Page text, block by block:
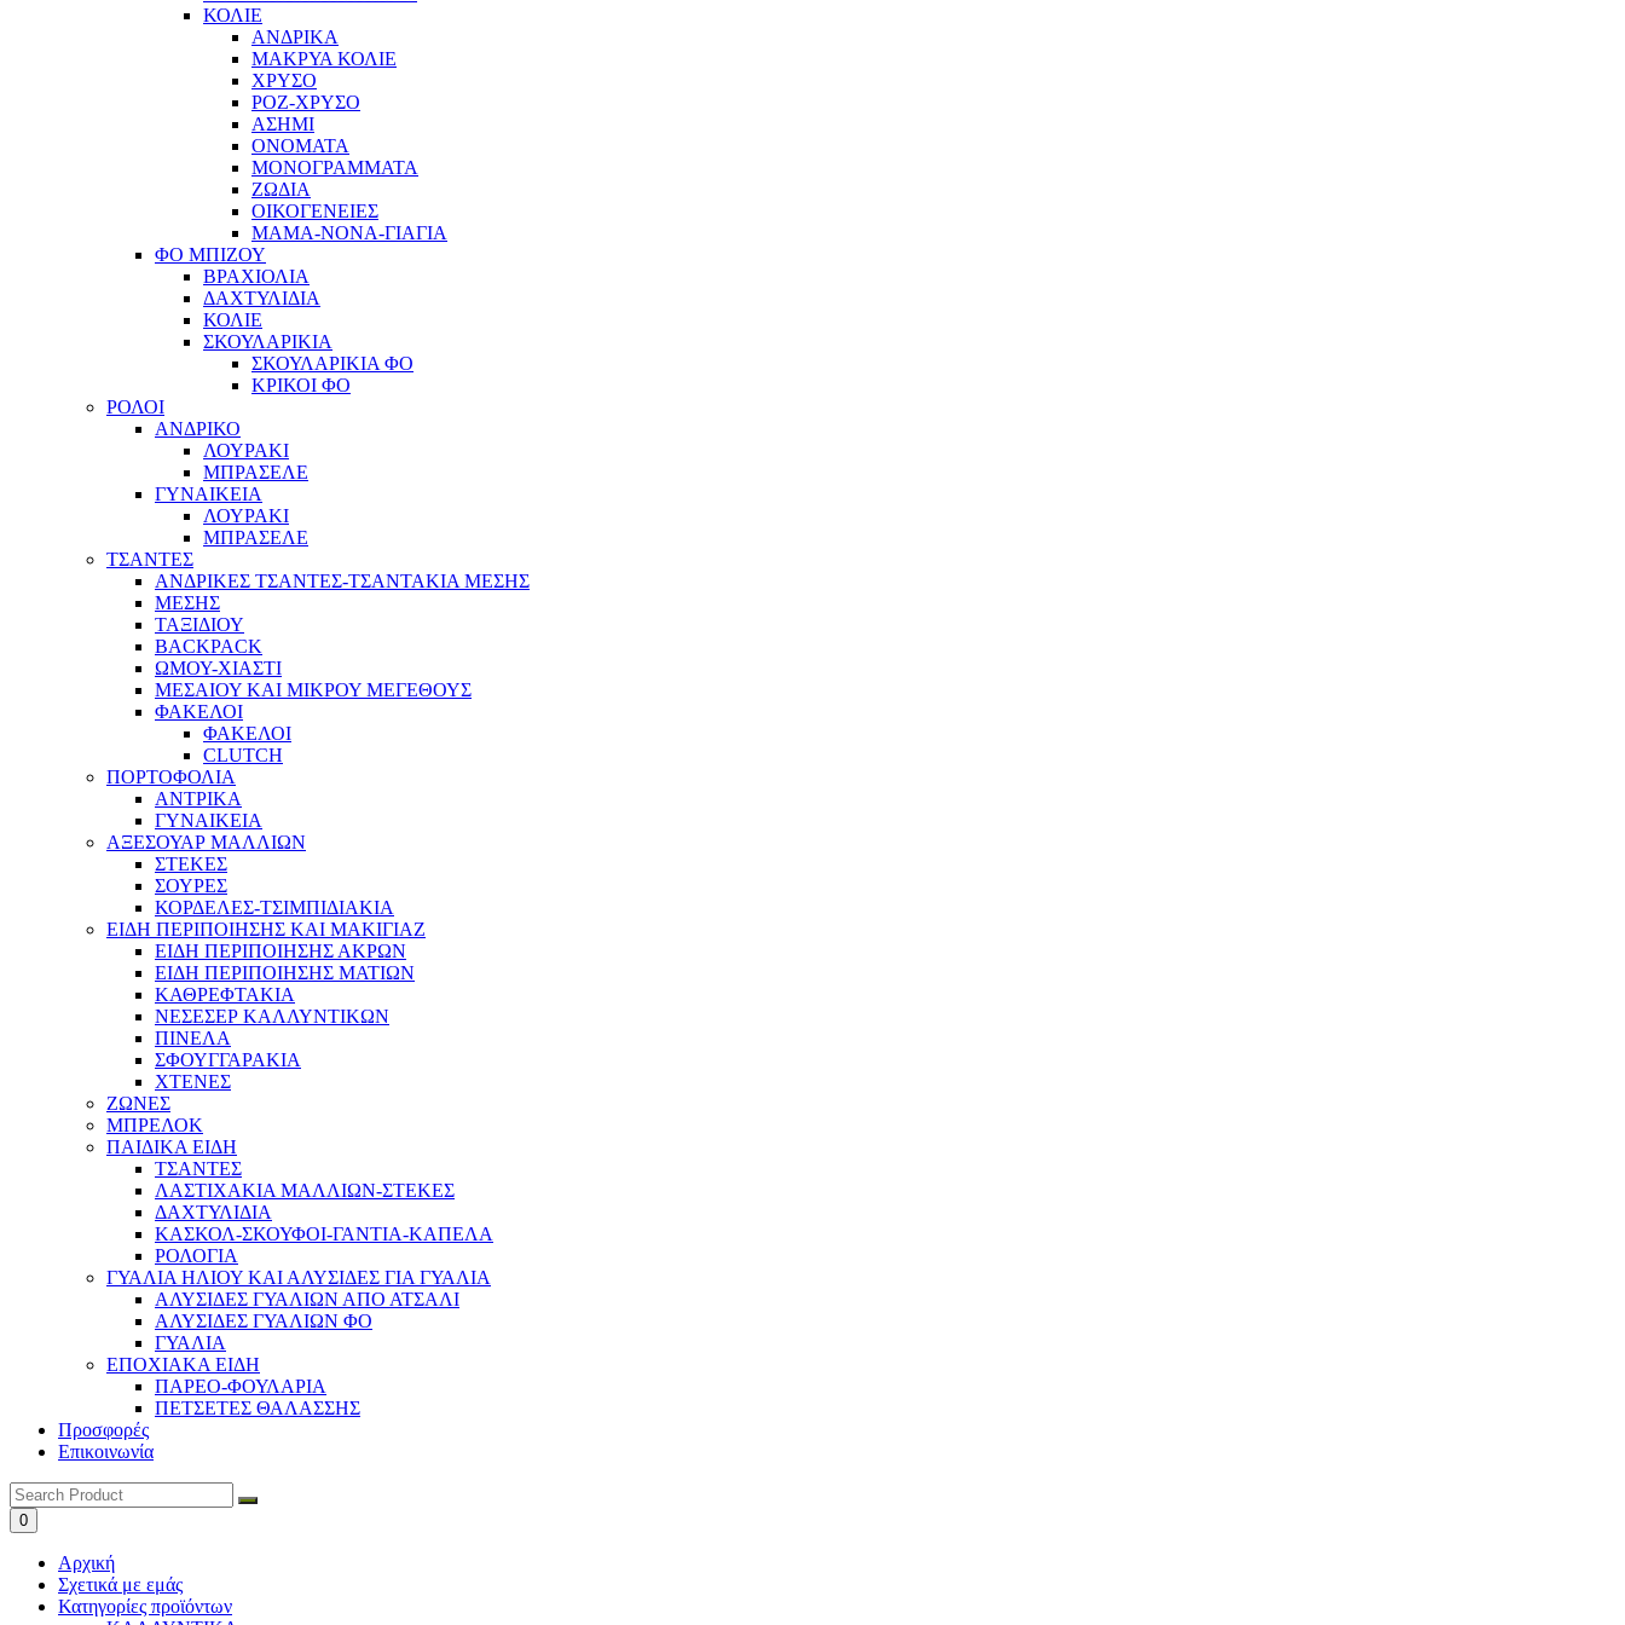
ΚΟΛΙΕ
ΑΝΔΡΙΚΑ
ΜΑΚΡΥΑ ΚΟΛΙΕ
ΧΡΥΣΟ
ΡΟΖ-ΧΡΥΣΟ
ΑΣΗΜΙ
ΟΝΟΜΑΤΑ
ΜΟΝΟΓΡΑΜΜΑΤΑ
ΖΩΔΙΑ
ΟΙΚΟΓΕΝΕΙΕΣ
ΜΑΜΑ-ΝΟΝΑ-ΓΙΑΓΙΑ
ΦΟ ΜΠΙΖΟΥ
ΒΡΑΧΙΟΛΙΑ
ΔΑΧΤΥΛΙΔΙΑ
ΚΟΛΙΕ
ΣΚΟΥΛΑΡΙΚΙΑ
ΣΚΟΥΛΑΡΙΚΙΑ ΦΟ
ΚΡΙΚΟΙ ΦΟ
ΡΟΛΟΙ
ΑΝΔΡΙΚΟ
ΛΟΥΡΑΚΙ
ΜΠΡΑΣΕΛΕ
ΓΥΝΑΙΚΕΙΑ
ΛΟΥΡΑΚΙ
ΜΠΡΑΣΕΛΕ
ΤΣΑΝΤΕΣ
ΑΝΔΡΙΚΕΣ ΤΣΑΝΤΕΣ-ΤΣΑΝΤΑΚΙΑ ΜΕΣΗΣ
ΜΕΣΗΣ
ΤΑΞΙΔΙΟΥ
BACKPACK
ΩΜΟΥ-ΧΙΑΣΤΙ
ΜΕΣΑΙΟΥ ΚΑΙ ΜΙΚΡΟΥ ΜΕΓΕΘΟΥΣ
ΦΑΚΕΛΟΙ
ΦΑΚΕΛΟΙ
CLUTCH
ΠΟΡΤΟΦΟΛΙΑ
ΑΝΤΡΙΚΑ
ΓΥΝΑΙΚΕΙΑ
ΑΞΕΣΟΥΑΡ ΜΑΛΛΙΩΝ
ΣΤΕΚΕΣ
ΣΟΥΡΕΣ
ΚΟΡΔΕΛΕΣ-ΤΣΙΜΠΙΔΙΑΚΙΑ
ΕΙΔΗ ΠΕΡΙΠΟΙΗΣΗΣ ΚΑΙ ΜΑΚΙΓΙΑΖ
ΕΙΔΗ ΠΕΡΙΠΟΙΗΣΗΣ ΑΚΡΩΝ
ΕΙΔΗ ΠΕΡΙΠΟΙΗΣΗΣ ΜΑΤΙΩΝ
ΚΑΘΡΕΦΤΑΚΙΑ
ΝΕΣΕΣΕΡ ΚΑΛΛΥΝΤΙΚΩΝ
ΠΙΝΕΛΑ
ΣΦΟΥΓΓΑΡΑΚΙΑ
ΧΤΕΝΕΣ
ΖΩΝΕΣ
ΜΠΡΕΛΟΚ
ΠΑΙΔΙΚΑ ΕΙΔΗ
ΤΣΑΝΤΕΣ
ΛΑΣΤΙΧΑΚΙΑ ΜΑΛΛΙΩΝ-ΣΤΕΚΕΣ
ΔΑΧΤΥΛΙΔΙΑ
ΚΑΣΚΟΛ-ΣΚΟΥΦΟΙ-ΓΑΝΤΙΑ-ΚΑΠΕΛΑ
ΡΟΛΟΓΙΑ
ΓΥΑΛΙΑ ΗΛΙΟΥ ΚΑΙ ΑΛΥΣΙΔΕΣ ΓΙΑ ΓΥΑΛΙΑ
ΑΛΥΣΙΔΕΣ ΓΥΑΛΙΩΝ ΑΠΟ ΑΤΣΑΛΙ
ΑΛΥΣΙΔΕΣ ΓΥΑΛΙΩΝ ΦΟ
ΓΥΑΛΙΑ
ΕΠΟΧΙΑΚΑ ΕΙΔΗ
ΠΑΡΕΟ-ΦΟΥΛΑΡΙΑ
ΠΕΤΣΕΤΕΣ ΘΑΛΑΣΣΗΣ
Προσφορές
Επικοινωνία
0
Αρχική
Σχετικά με εμάς
Κατηγορίες προϊόντων